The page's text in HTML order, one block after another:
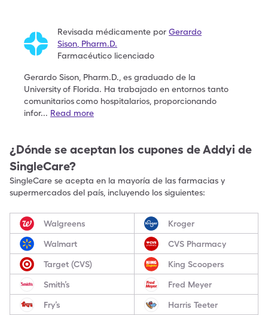
Revisada médicamente por Gerardo
Sison Pharm.D.
Farmacéutico licenciado
Gerardo Sison, Pharm.D., es graduado de la
Universityof Florida. Ha trabajado en entornos tanto
comunitarioscomo hospitalarios, proporcionando
infor... Read more
¿Dónde se aceptan los cupones deAddyi de
SingleCare?
SingleCare se acepta en la mayoría de las farmacias y
supermercados del país, incluyendo los siguientes:
Walgreens Kroger
Walmart CVS Pharmacy
Target (CVS) King Scoopers
Smith’s Fred Meyer
Fry’s Harris Teeter